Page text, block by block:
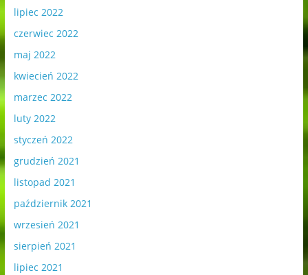
lipiec 2022
czerwiec 2022
maj 2022
kwiecień 2022
marzec 2022
luty 2022
styczeń 2022
grudzień 2021
listopad 2021
październik 2021
wrzesień 2021
sierpień 2021
lipiec 2021